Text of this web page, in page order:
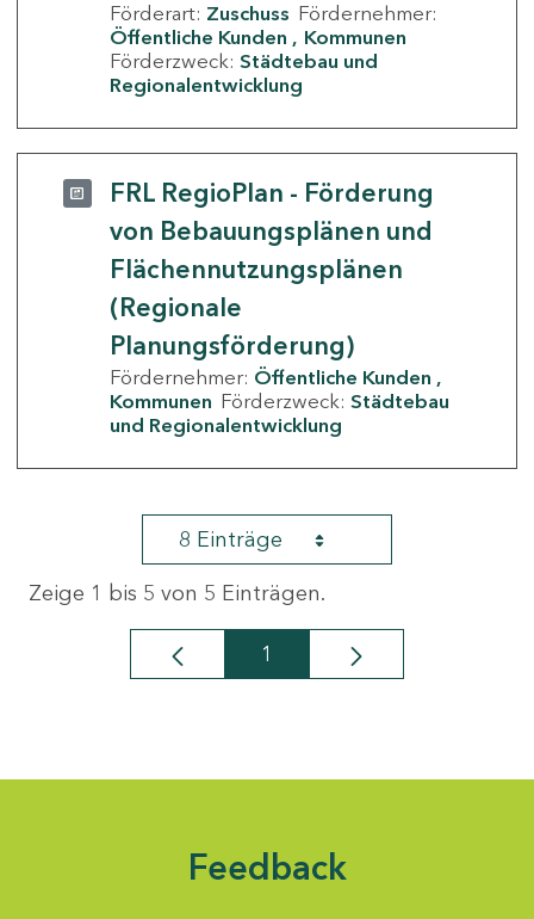
Förderart: Zuschuss Fördernehmer:
Öffentliche Kunden
Kommunen
Förderzweck: Städtebau und
Regionalentwicklung
FRL RegioPlan - Förderung
von Bebauungsplänen und
Flächennutzungsplänen
(Regionale
Planungsförderung)
Fördernehmer: Öffentliche Kunden
Kommunen Förderzweck: Städtebau
und Regionalentwicklung
8 Einträge
Zeige 1 bis 5 von 5 Einträgen.
Seite
1
Feedback